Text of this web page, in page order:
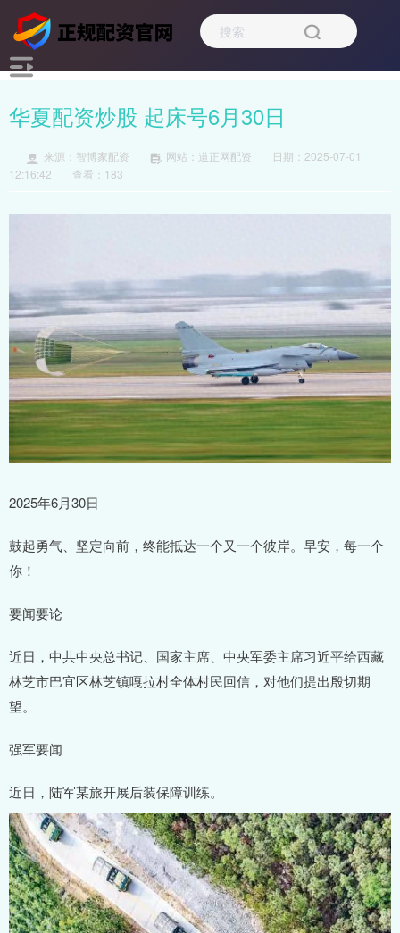
华夏配资炒股 起床号6月30日
来源：智博家配资 网站：道正网配资
日期：2025-07-01
12:16:42
查看：183
2025年6月30日
鼓起勇气、坚定向前，终能抵达一个又一个彼岸。早安，每一个
你！
要闻要论
近日，中共中央总书记、国家主席、中央军委主席习近平给西藏
林芝市巴宜区林芝镇嘎拉村全体村民回信，对他们提出殷切期
望。
强军要闻
近日，陆军某旅开展后装保障训练。